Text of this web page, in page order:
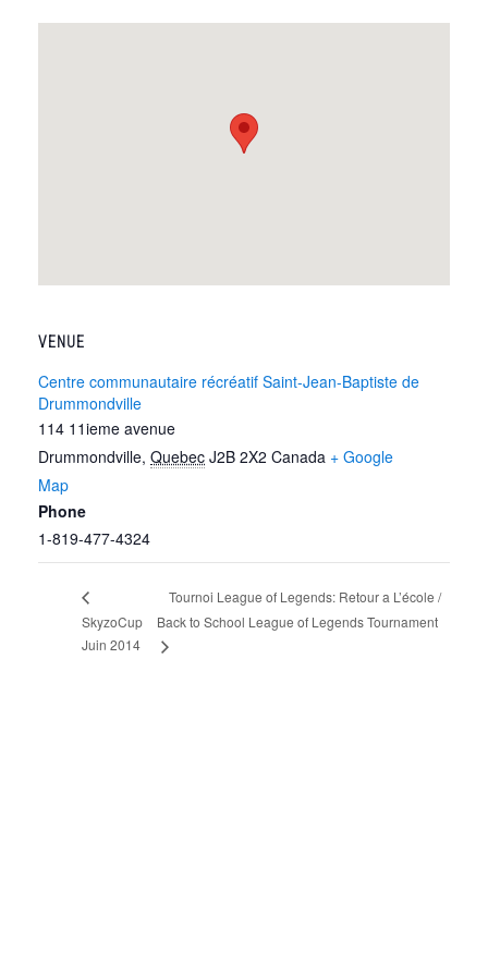
VENUE
Centre communautaire récréatif Saint-Jean-Baptiste de
Drummondville
114 11ieme avenue
Drummondville, Quebec J2B 2X2 Canada + Google
Map
Phone
1-819-477-4324
SkyzoCup
Juin 2014
Tournoi League of Legends: Retour a L’école /
Back to School League of Legends Tournament